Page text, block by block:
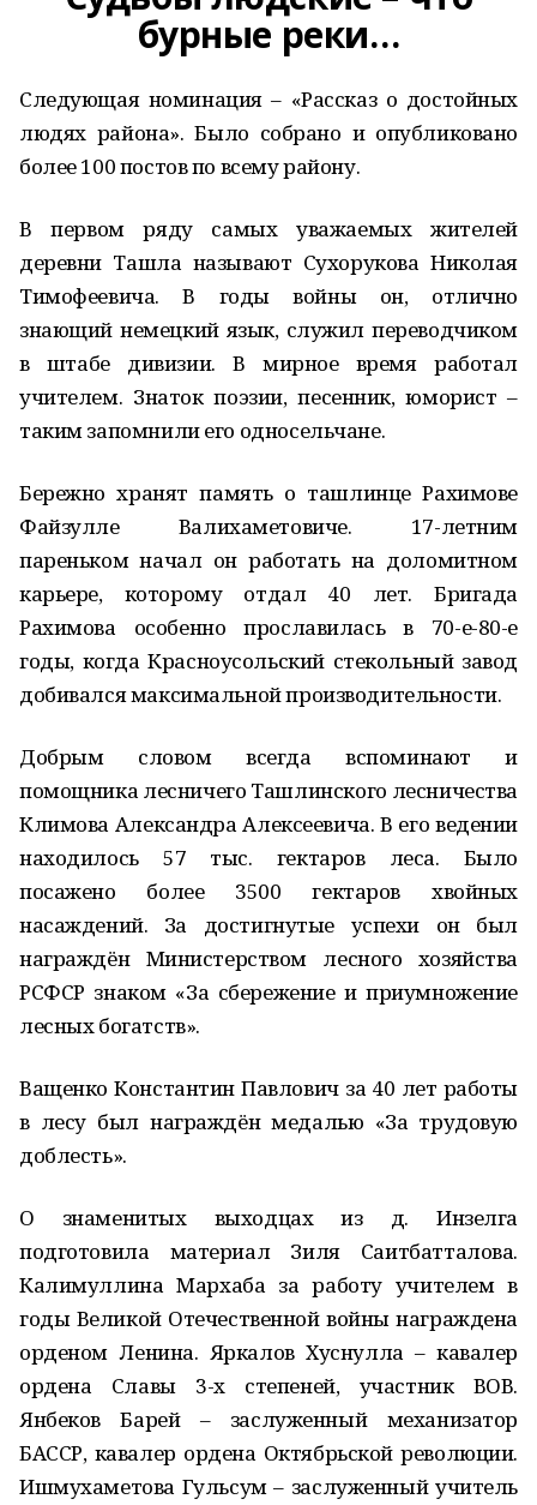
бурные реки…
Следующая номинация – «Рассказ о достойных
людях района». Было собрано и опубликовано
более 100 постов по всему району.
В первом ряду самых уважаемых жителей
деревни Ташла называют Сухорукова Николая
Тимофеевича. В годы войны он, отлично
знающий немецкий язык, служил переводчиком
в штабе дивизии. В мирное время работал
учителем. Знаток поэзии, песенник, юморист –
таким запомнили его односельчане.
Бережно хранят память о ташлинце Рахимове
Файзулле Валихаметовиче. 17-летним
пареньком начал он работать на доломитном
карьере, которому отдал 40 лет. Бригада
Рахимова особенно прославилась в 70-е-80-е
годы, когда Красноусольский стекольный завод
добивался максимальной производительности.
Добрым словом всегда вспоминают и
помощника лесничего Ташлинского лесничества
Климова Александра Алексеевича. В его ведении
находилось 57 тыс. гектаров леса. Было
посажено более 3500 гектаров хвойных
насаждений. За достигнутые успехи он был
награждён Министерством лесного хозяйства
РСФСР знаком «За сбережение и приумножение
лесных богатств».
Ващенко Константин Павлович за 40 лет работы
в лесу был награждён медалью «За трудовую
доблесть».
О знаменитых выходцах из д. Инзелга
подготовила материал Зиля Саитбатталова.
Калимуллина Мархаба за работу учителем в
годы Великой Отечественной войны награждена
орденом Ленина. Яркалов Хуснулла – кавалер
ордена Славы 3-х степеней, участник ВОВ.
Янбеков Барей – заслуженный механизатор
БАССР, кавалер ордена Октябрьской революции.
Ишмухаметова Гульсум – заслуженный учитель